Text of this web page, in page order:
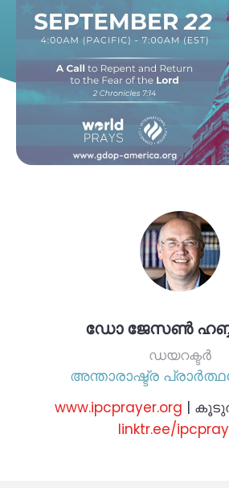
ഡോ ജേസൺ
ഡയറക്ടർ
അന്താരാഷ്ട്ര
www.ipcprayer.org |
linktr.ee/